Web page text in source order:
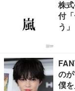
株
付
う
の
僕